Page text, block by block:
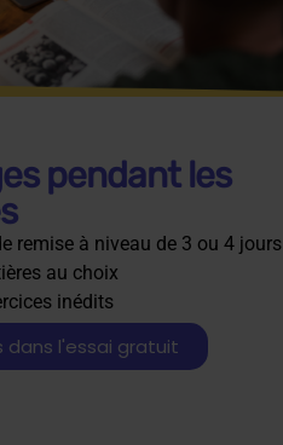
pendant les
remise à niveau de 3 ou 4 jours
au choix
inédits
dans l'essai gratuit